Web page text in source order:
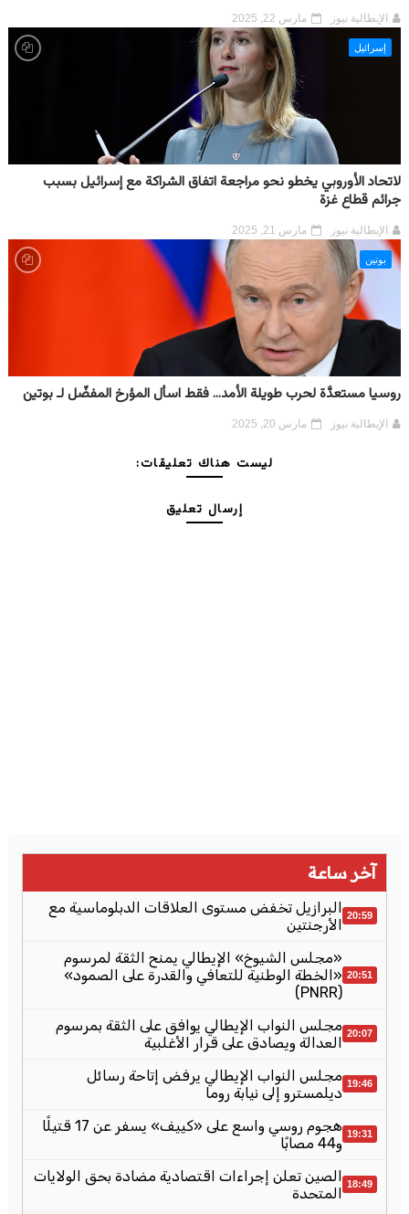
الإيطالية نيوز مارس 22, 2025
إسرائيل
لاتحاد الأوروبي يخطو نحو مراجعة اتفاق الشراكة مع إسرائيل بسبب
جرائم قطاع غزة
الإيطالية نيوز مارس 21, 2025
بوتين
روسيا مستعدَّة لحرب طويلة الأمد... فقط اسأل المؤرخ المفضّل لـ بوتين
الإيطالية نيوز مارس 20, 2025
ليست هناك تعليقات:
إرسال تعليق
آخر ساعة
20:59 البرازيل تخفض مستوى العلاقات الدبلوماسية مع
الأرجنتين
20:51
«مجلس الشيوخ» الإيطالي يمنح الثقة لمرسوم
«الخطة الوطنية للتعافي والقدرة على الصمود»
(PNRR)
20:07 مجلس النواب الإيطالي يوافق على الثقة بمرسوم
العدالة ويصادق على قرار الأغلبية
19:46 مجلس النواب الإيطالي يرفض إتاحة رسائل
ديلمسترو إلى نيابة روما
19:31
هجوم روسي واسع على «كييف» يسفر عن 17 قتيلًا
و44 مصابًا
18:49 الصين تعلن إجراءات اقتصادية مضادة بحق الولايات
المتحدة